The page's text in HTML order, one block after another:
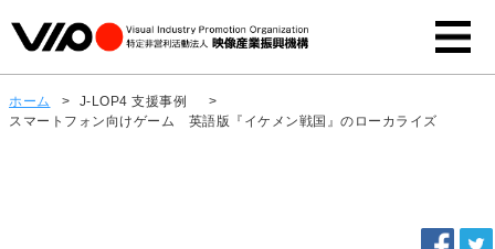
ホーム > J-LOP4 支援事例
>
スマートフォン向けゲーム 英語版『イケメン戦国』のローカライズ